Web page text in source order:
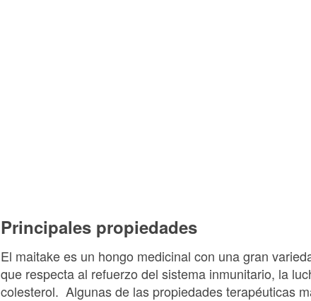
Principales propiedades
El maitake es un hongo medicinal con una gran
que respecta al refuerzo del sistema inmunitario, la
colesterol. Algunas de las propiedades terapéuticas